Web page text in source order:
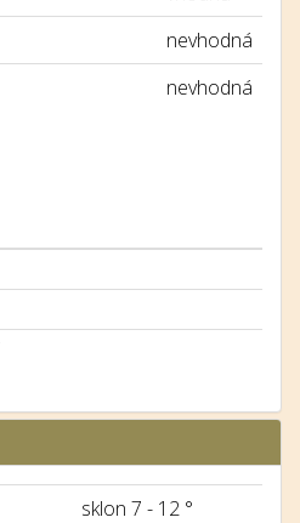
nevhodná
nevhodná
sklon 7 - 12 °